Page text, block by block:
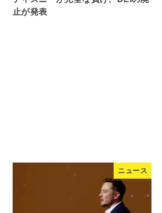
止が発表
ニュース